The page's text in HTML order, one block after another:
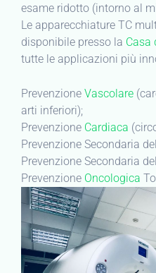
esame ridotto (intorno al
Le apparecchiature TC
disponibile presso la Casa
tutte le applicazioni più
Prevenzione Vascolare
arti inferiori);
Prevenzione Cardiaca
Prevenzione Secondaria
Prevenzione Secondaria
Prevenzione Oncologica